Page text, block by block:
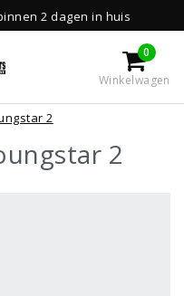
in huis
0
Winkelwagen
2
2